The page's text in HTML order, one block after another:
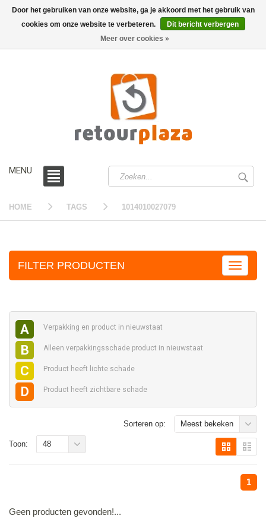
MENU
HOME TAGS 1014010027079
FILTER PRODUCTEN
A Verpakking en product in nieuwstaat
B Alleen verpakkingsschade product in nieuwstaat
C Product heeft lichte schade
D Product heeft zichtbare schade
Sorteren op: Meest bekeken
1
Toon: 48
Geen producten gevonden!...
Door het gebruiken van onze website, ga je akkoord met het gebruik van
cookies om onze website te verbeteren.
Dit bericht verbergen
Meer over cookies »